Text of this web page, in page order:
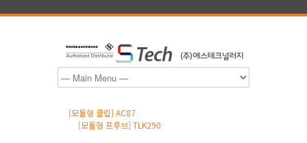
[모듈형 클립] AC87
[모듈형 프루브] TLK290